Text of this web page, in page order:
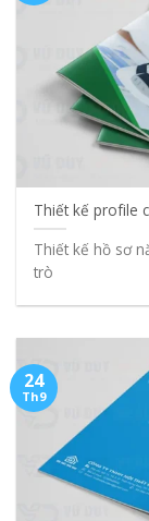
Thiết kế profile
Thiết kế hồ sơ
trò
24
Th9